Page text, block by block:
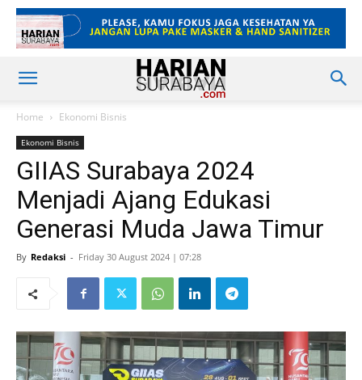
Home Ekonomi Bisnis
Ekonomi Bisnis
GIIAS Surabaya 2024
Menjadi Ajang Edukasi
Generasi Muda Jawa Timur
By Redaksi - Friday 30 August 2024 | 07:28